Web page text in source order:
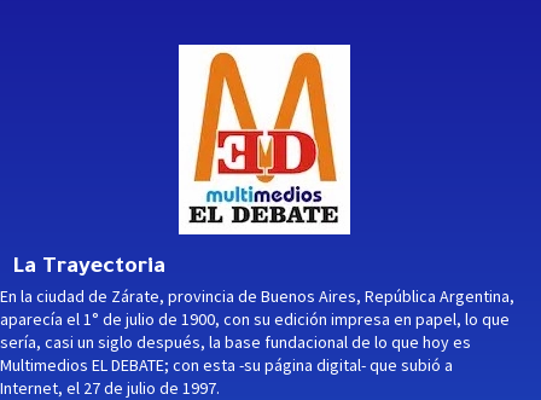
La Trayectoria
En la ciudad de Zárate, provincia de Buenos Aires, República Argentina,
aparecía el 1° de julio de 1900, con su edición impresa en papel, lo que
sería, casi un siglo después, la base fundacional de lo que hoy es
Multimedios EL DEBATE; con esta -su página digital- que subió a
Internet, el 27 de julio de 1997.